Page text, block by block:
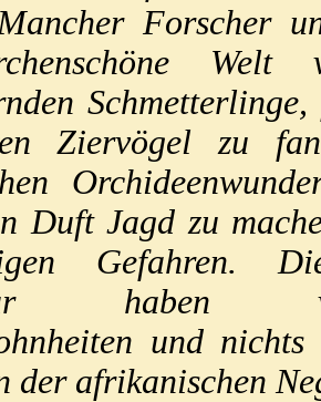
Forscher
Ziervögel zu
Duft Jagd zu
Gefahren.
haben
und
der afrikanischen